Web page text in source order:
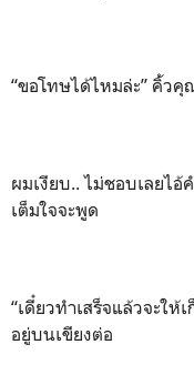
“ขอโทษได้ไหมล่ะ” คิ้ว
ผมเงียบ.. ไม่ชอบเลยไอ้
เต็มใจจะพูด
“เดี๋ยวทำเสร็จแล้วจะใ
อยู่บนเขียงต่อ